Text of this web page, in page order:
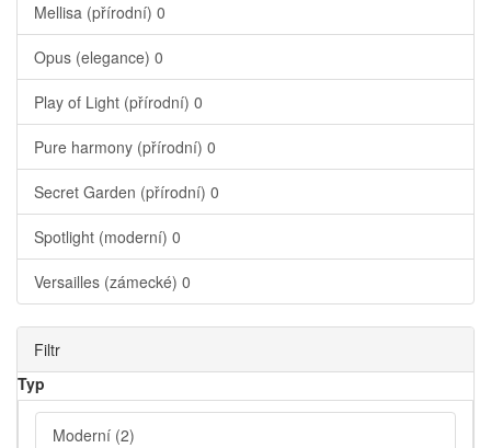
Mellisa (přírodní) 0
Opus (elegance) 0
Play of Light (přírodní) 0
Pure harmony (přírodní) 0
Secret Garden (přírodní) 0
Spotlight (moderní) 0
Versailles (zámecké) 0
Filtr
Typ
Moderní (2)